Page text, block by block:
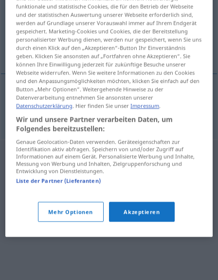
Übersicht aller Übersetzungen
(Für mehr Details die Übersetzung anklicken/antippen)
Institut
Institutn instytut
funktionale und statistische Cookies, die für den Betrieb der Webseite
und der statistischen Auswertung unserer Webseite erforderlich sind,
werden auf Grundlage unserer Vorauswahl immer auf Ihrem Endgerät
gespeichert. Marketing-Cookies und Cookies, die der Bereitstellung
personalisierter Werbung dienen, werden nur gespeichert, wenn Sie uns
durch einen Klick auf den „Akzeptieren“-Button Ihr Einverständnis
geben. Klicken Sie ansonsten auf „Fortfahren ohne Akzeptieren“. Sie
können Ihre Einwilligung jederzeit für zukünftige Besuche unserer
Webseite widerrufen. Wenn Sie weitere Informationen zu den Cookies
und den Anpassungsmöglichkeiten möchten, klicken Sie einfach auf den
Button „Mehr Optionen“. Weitergehende Hinweise zu der
Datenverarbeitung entnehmen Sie ansonsten unserer
Datenschutzerklärung . Hier finden Sie unserImpressum
Wir und unsere Partner verarbeiten Daten, um
Folgendes bereitzustellen:
Genaue Geolocation-Daten verwenden. Geräteeigenschaften zur
Identifikation aktiv abfragen. Speichern von und/oder Zugriff auf
Informationen auf einem Gerät. Personalisierte Werbung und Inhalte,
Messung von Werbung und Inhalten, Zielgruppenforschung und
Entwicklung von Dienstleistungen.
Liste der Partner (Lieferanten)
Mehr Optionen Akzeptieren